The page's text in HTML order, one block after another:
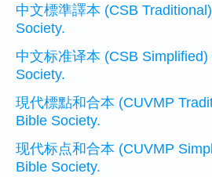
中文標準譯本 (CSB
Society.
中文标准译本 (CSB
Society.
現代標點和合本 (CUVMP
Bible Society.
现代标点和合本 (CUVMP
Bible Society.